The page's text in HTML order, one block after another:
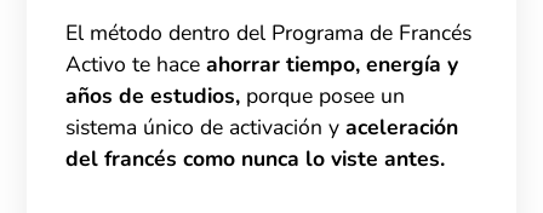
El método dentro del Programa de Francés
Activo te haceahorrar tiempo, energía y
años de estudios, porque posee un
sistema único de activación yaceleración
del francés como nunca lo viste antes.